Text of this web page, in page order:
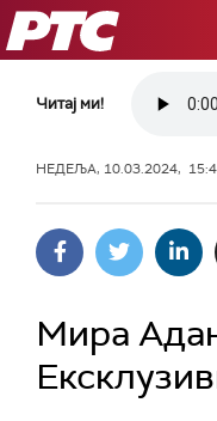
РТС
Читај ми!
НЕДЕЉА, 10.03.2024,
Мира